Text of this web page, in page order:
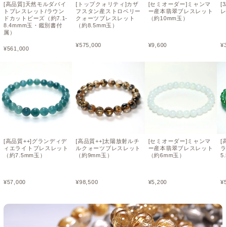
[高品質]天然モルダバイ
トブレスレット/ラウン
ドカットビーズ（約7.1-
8.4mmm玉・鑑別書付
属）
¥561,000
[高品質++]グランディデ
ィエライトブレスレット
（約7.5mm玉）
¥57,000
[トップクォリティ]カザ
フスタン産ストロベリー
クォーツブレスレット
（約8.5mm玉）
¥575,000
[高品質++]太陽放射ルチ
ルクォーツブレスレット
（約9mm玉）
¥98,500
[セミオーダー]ミャンマ
ー産本翡翠ブレスレット
（約10mm玉）
¥9,600
[セミオーダー]ミャンマ
ー産本翡翠ブレスレット
（約6mm玉）
¥5,200
¥
[
¥